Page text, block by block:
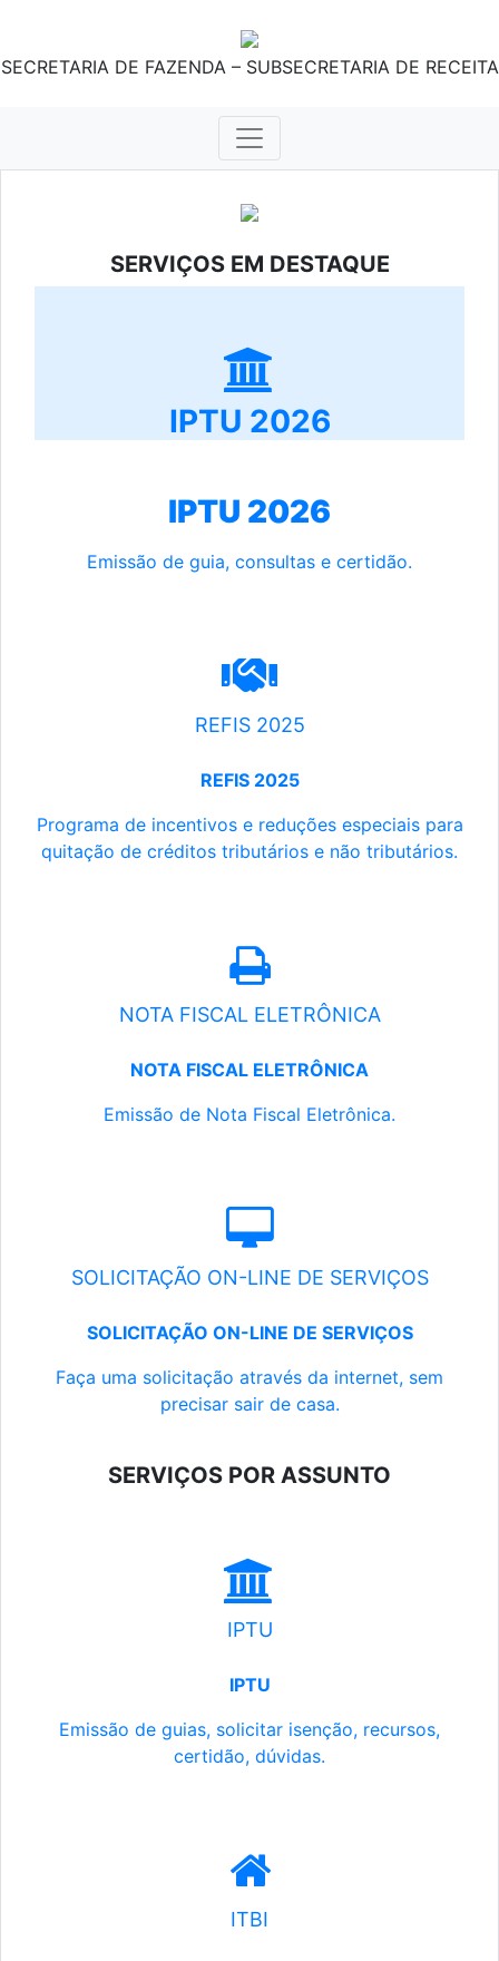
SECRETARIA DE FAZENDA – SUBSECRETARIA DE RECEITA
SERVIÇOS EM DESTAQUE
IPTU 2026
IPTU 2026
Emissão de guia, consultas e certidão.
REFIS 2025
REFIS 2025
Programa de incentivos e reduções especiais para
quitação de créditos tributários e não tributários.
NOTA FISCAL ELETRÔNICA
NOTA FISCAL ELETRÔNICA
Emissão de Nota Fiscal Eletrônica.
SOLICITAÇÃO ON-LINE DE SERVIÇOS
SOLICITAÇÃO ON-LINE DE SERVIÇOS
Faça uma solicitação através da internet, sem
precisar sair de casa.
SERVIÇOS POR ASSUNTO
IPTU
IPTU
Emissão de guias, solicitar isenção, recursos,
certidão, dúvidas.
ITBI